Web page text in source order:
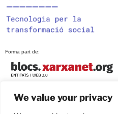
We value your privacy
Forma part de:
En col·laboració amb: